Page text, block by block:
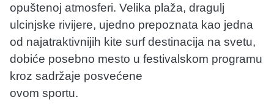
opuštenoj atmosferi. Velika plaža, dragulj
ulcinjske rivijere, ujedno prepoznata kao jedna
od najatraktivnijih kite surf destinacija na svetu,
dobiće posebno mesto u festivalskom programu
kroz sadržaje posvećene
ovom sportu.